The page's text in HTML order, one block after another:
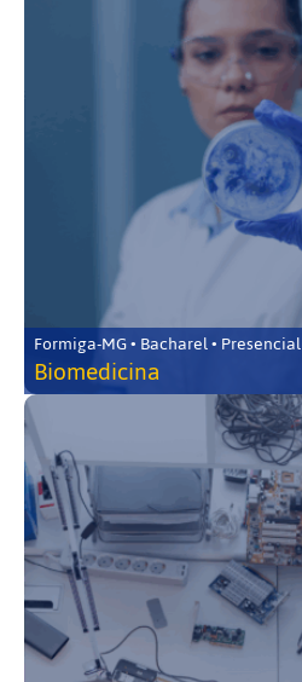
Formiga-MG • Bacharel • Presencial
Biomedicina